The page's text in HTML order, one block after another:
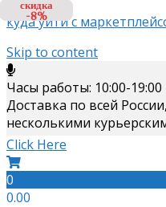
куда уйти с
Skip to content
Часы работы: 10:00-19:00
Доставка по всей
несколькими
Click Here
0
0.00
скидка
-48%
скидка
-3%
скидка
-8%